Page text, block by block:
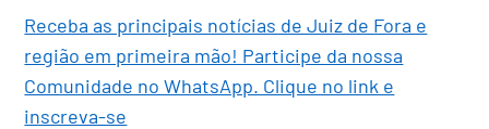
Receba as principais notícias de Juiz de Fora e
região em primeira mão! Participe da nossa
Comunidade no WhatsApp. Clique no link e
inscreva-se